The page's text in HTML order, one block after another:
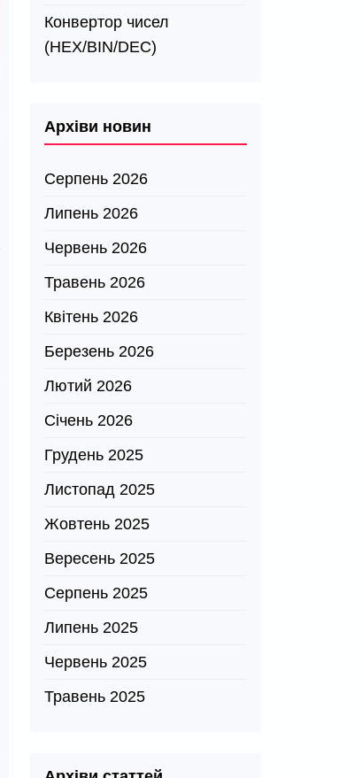
Конвертор чисел
(HEX/BIN/DEC)
Архіви новин
Серпень 2026
Липень 2026
Червень 2026
Травень 2026
Квітень 2026
Березень 2026
Лютий 2026
Січень 2026
Грудень 2025
Листопад 2025
Жовтень 2025
Вересень 2025
Серпень 2025
Липень 2025
Червень 2025
Травень 2025